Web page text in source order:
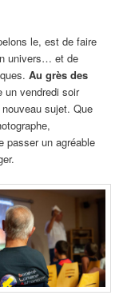
le, est de faire
univers… et de
Au grès des
un vendredi soir
sujet. Que
passer un agréable